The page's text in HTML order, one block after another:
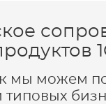
мы можем